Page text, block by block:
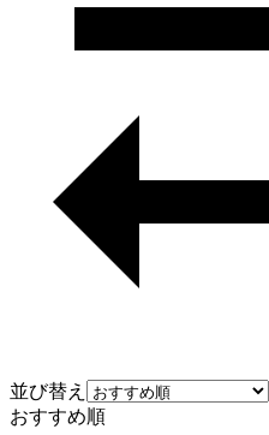
並び替え
おすすめ順